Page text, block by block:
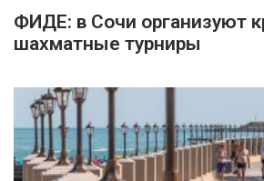
ФИДЕ: в Сочи организуют
шахматные турниры